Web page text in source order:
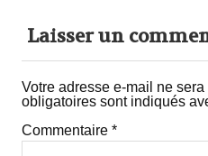
Laisser un
Votre adresse e-mail ne
obligatoires sont indiqués
Commentaire *